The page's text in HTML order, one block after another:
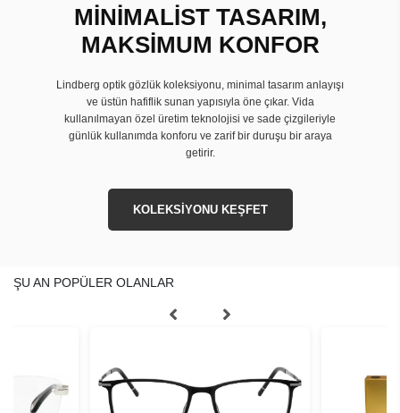
MİNİMALİST TASARIM,
MAKSİMUM KONFOR
Lindberg optik gözlük koleksiyonu, minimal tasarım anlayışı
ve üstün hafiflik sunan yapısıyla öne çıkar. Vida
kullanılmayan özel üretim teknolojisi ve sade çizgileriyle
günlük kullanımda konforu ve zarif bir duruşu bir araya
getirir.
KOLEKSİYONU KEŞFET
ŞU AN POPÜLER OLANLAR